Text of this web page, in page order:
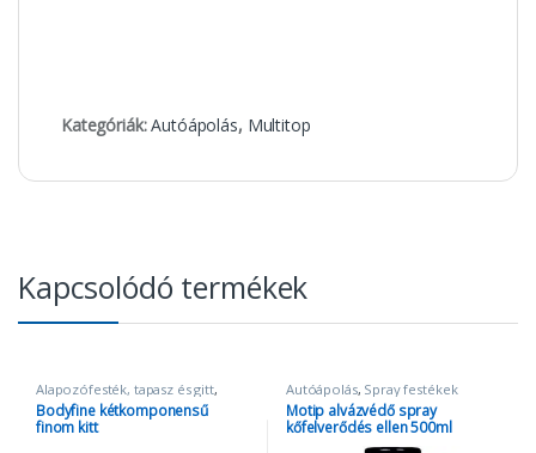
Kategóriák:Autóápolás, Multitop
Kapcsolódó termékek
Alapozófesték, tapasz és gitt,
Autóápolás ,Tapasz és gitt
Bodyfine kétkomponensű
finom kitt
Autóápolás, Spray festékek
Motip alvázvédő spray
kőfelverődés ellen 500ml